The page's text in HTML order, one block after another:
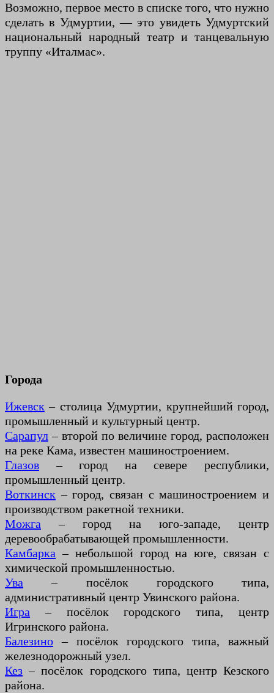
Возможно, первое место в списке того, что нужно
сделать в Удмуртии, — это увидеть Удмуртский
национальный народный театр и танцевальную
труппу «Италмас».
Города
Ижевск – столица Удмуртии, крупнейший город,
промышленный и культурный центр.
Сарапул – второй по величине город, расположен
на реке Кама, известен машиностроением.
Глазов – город на севере республики,
промышленный центр.
Воткинск – город, связан с машиностроением и
производством ракетной техники.
Можга – город на юго-западе, центр
деревообрабатывающей промышленности.
Камбарка – небольшой город на юге, связан с
химической промышленностью.
Ува – посёлок городского типа,
административный центр Увинского района.
Игра – посёлок городского типа, центр
Игринского района.
Балезино – посёлок городского типа, важный
железнодорожный узел.
Кез – посёлок городского типа, центр Кезского
района.